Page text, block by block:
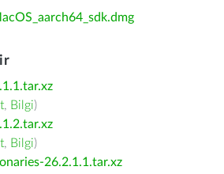
, Bilgi)
, Bilgi)
26.2.1.1.tar.xz